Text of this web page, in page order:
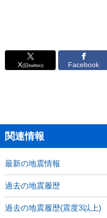
X(旧twitter) Facebook
関連情報
最新の地震情報
過去の地震履歴
過去の地震履歴(震度3以上)